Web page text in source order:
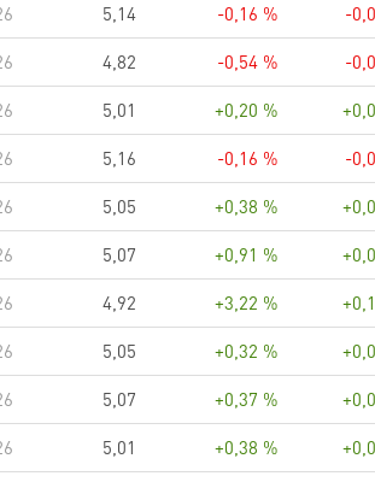
5,14 -0,16 % -
4,82 -0,54 % -
5,01 +0,20 %
5,16 -0,16 % -
5,05 +0,38 %
5,07 +0,91 %
4,92 +3,22 %
5,05 +0,32 %
5,07 +0,37 %
5,01 +0,38 %